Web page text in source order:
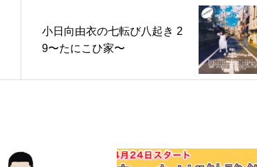
小日向由衣の七転び八起き 2
9〜たにこひ家〜